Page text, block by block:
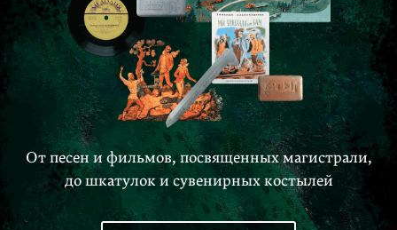
От песен и фильмов, посвященных магистрали,
до шкатулок и сувенирных костылей